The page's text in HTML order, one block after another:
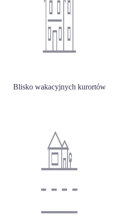
Blisko wakacyjnych kurortów